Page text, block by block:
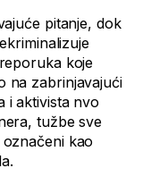
pitanje, dok
koje
na zabrinjavajući
i aktivista nvo
tužbe sve
kao